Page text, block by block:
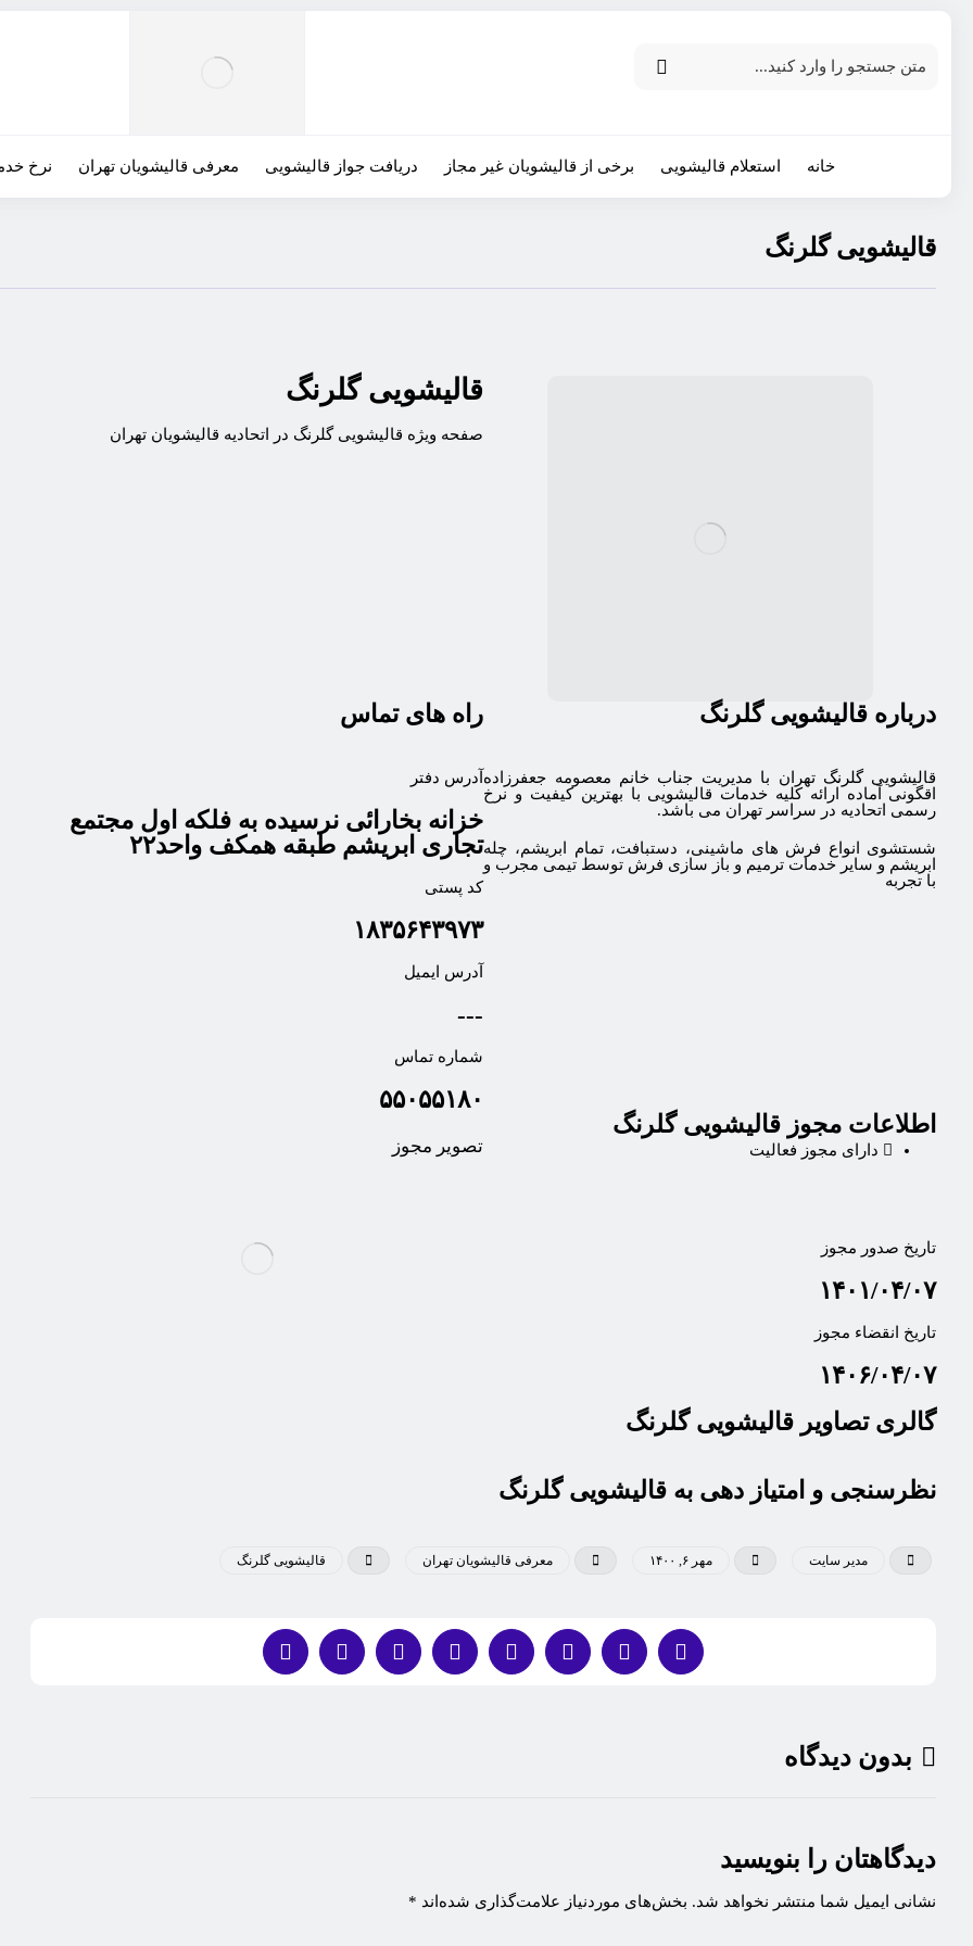
خانه استعلام قالیشویی برخی از قالیشویان غیر مجاز دریافت جواز قالیشویی معرفی قالیشویان تهران نرخ
قالیشویی گلرنگ
قالیشویی گلرنگ
صفحه ویژه قالیشویی گلرنگ در اتحادیه قالیشویان تهران
درباره قالیشویی گلرنگ
قالیشویی گلرنگ تهران با مدیریت جناب خانم معصومه جعفرزاده
اقگونی آماده ارائه کلیه خدمات قالیشویی با بهترین کیفیت و نرخ
رسمی اتحادیه در سراسر تهران می باشد.
شستشوی انواع فرش های ماشینی، دستبافت، تمام ابریشم، چله
ابریشم و سایر خدمات ترمیم و باز سازی فرش توسط تیمی مجرب و
با تجربه
راه های تماس
آدرس دفتر
خزانه بخارائی نرسیده به فلکه اول مجتمع
تجاری ابریشم طبقه همکف واحد۲۲
کد پستی
۱۸۳۵۶۴۳۹۷۳
آدرس ایمیل
---
شماره تماس
۵۵۰۵۵۱۸۰
اطلاعات مجوز قالیشویی گلرنگ
دارای مجوز فعالیت
تاریخ صدور مجوز
۱۴۰۱/۰۴/۰۷
تاریخ انقضاء مجوز
۱۴۰۶/۰۴/۰۷
تصویر مجوز
گالری تصاویر قالیشویی گلرنگ
نظرسنجی و امتیاز دهی به قالیشویی گلرنگ
مدیر سایت مهر ۶, ۱۴۰۰ معرفی قالیشویان تهران قاليشویی گلرنگ
بدون دیدگاه
دیدگاهتان را بنویسید
نشانی ایمیل شما منتشر نخواهد شد. بخش‌های موردنیاز علامت‌گذاری شده‌اند *